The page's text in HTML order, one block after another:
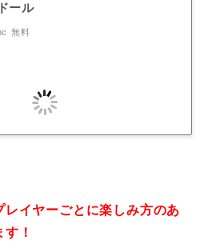
ール
無料
イヤーごとに楽しみ方のあ
！